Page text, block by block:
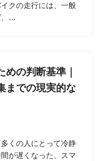
クの走行には、一般
、…
の判断基準｜
までの現実的な
くの人にとって冷静
が遅くなった、スマ